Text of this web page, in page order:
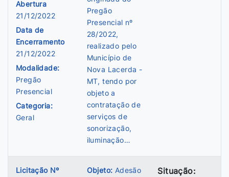
Abertura
21/12/2022
Data de
Encerramento
21/12/2022
Modalidade:
Pregão
Presencial
Categoria:
Geral
Pregão
Presencial nº
28/2022,
realizado pelo
Município de
Nova Lacerda -
MT, tendo por
objeto a
contratação de
serviços de
sonorização,
iluminação…
Licitação Nº
Objeto: Adesão
Situação: